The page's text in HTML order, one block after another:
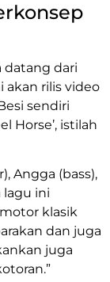
dari
akan rilis video
sendiri
Horse’, istilah
Angga (bass),
lagu ini
klasik
dan juga
juga